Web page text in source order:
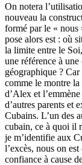
On notera
nouveau la
formé par le « nous
pose alors est : où
la limite entre le
une référence à
géographique ? Car
comme le montre la
d’Alex et
d’autres parents et
Cubains. L’un des
cubain, ce à quoi il
je m’identifie aux
l’excès, nous on
confiance à cause